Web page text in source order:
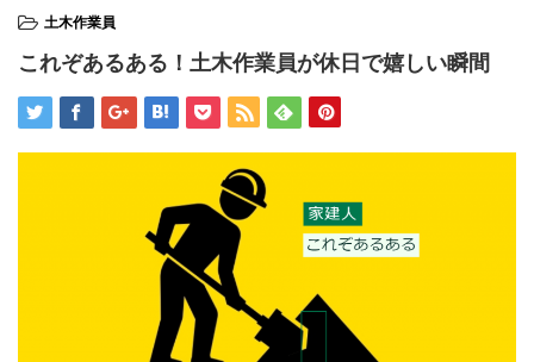
o
土木作業員
これぞあるある！土木作業員が休日で嬉しい瞬間